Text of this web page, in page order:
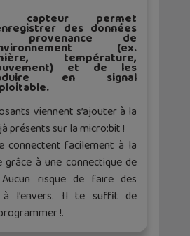
capteur permet
des données
provenance de
(ex.
température,
et de les
en signal
viennent s’ajouter à la
présents sur la micro:bit !
connectent facilement à la
grâce à une connectique de
risque de faire des
à l’envers. Il te suffit de
!.